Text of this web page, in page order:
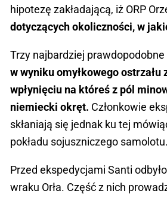
hipotezę zakładającą, iż ORP
dotyczących okoliczności, w
Trzy najbardziej
w wyniku omyłkowego
wpłynięciu na któreś z pól
niemiecki okręt. Członkowie
skłaniają się jednak ku tej
pokładu sojuszniczego samolotu.
Przed ekspedycjami Santi
wraku Orła. Część z nich